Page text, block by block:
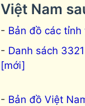
Việt Nam
Bản đồ các
Danh sách
[mới]
Bản đồ Việt